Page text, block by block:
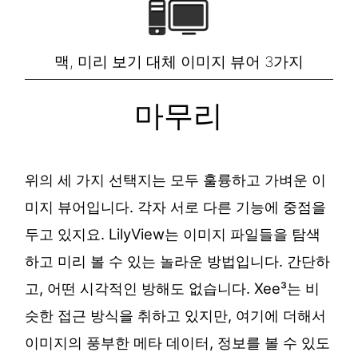
맥, 미리 보기 대체 이미지 뷰어 3가지
마무리
위의 세 가지 선택지는 모두 훌륭하고 가벼운 이
미지 뷰어입니다. 각자 서로 다른 기능에 중점을
두고 있지요. LilyView는 이미지 파일들을 탐색
하고 미리 볼 수 있는 놀라운 방법입니다. 간단하
고, 어떤 시각적인 방해도 없습니다. Xee³는 비
슷한 접근 방식을 취하고 있지만, 여기에 더해서
이미지의 풍부한 메타 데이터, 정보를 볼 수 있도